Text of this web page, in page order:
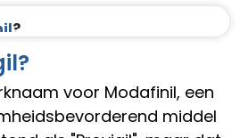
?
voor Modafinil, een
middel